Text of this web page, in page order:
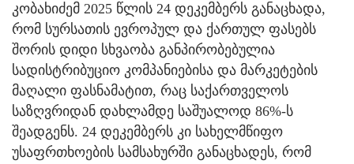
კობახიძემ 2025 წლის 24 დეკემბერს განაცხადა,
რომ სურსათის ევროპულ და ქართულ ფასებს
შორის დიდი სხვაობა განპირობებულია
სადისტრიბუციო კომპანიებისა და მარკეტების
მაღალი ფასნამატით, რაც საქართველოს
საზღვრიდან დახლამდე საშუალოდ 86%-ს
შეადგენს. 24 დეკემბერს კი სახელმწიფო
უსაფრთხოების სამსახურში განაცხადეს, რომ